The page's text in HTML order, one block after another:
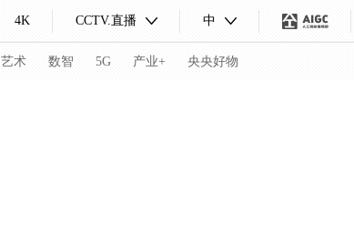
4K CCTV.直播 中
艺术 数智 5G 产业+ 央央好物